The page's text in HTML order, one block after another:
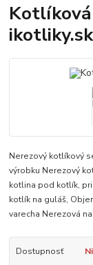
ikotliky.sk
Nerezový kotlíkový
výrobku Nerezový
kotlina pod kotlík,
kotlík na guláš,
varecha Nerezová
Dostupnosť